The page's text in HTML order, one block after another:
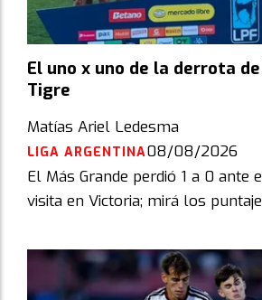
El uno x uno de la derrota
Tigre
Matías Ariel Ledesma
LIGA ARGENTINA08/08/2026
El Más Grande perdió 1 a 0 ante
visita en Victoria; mirá los